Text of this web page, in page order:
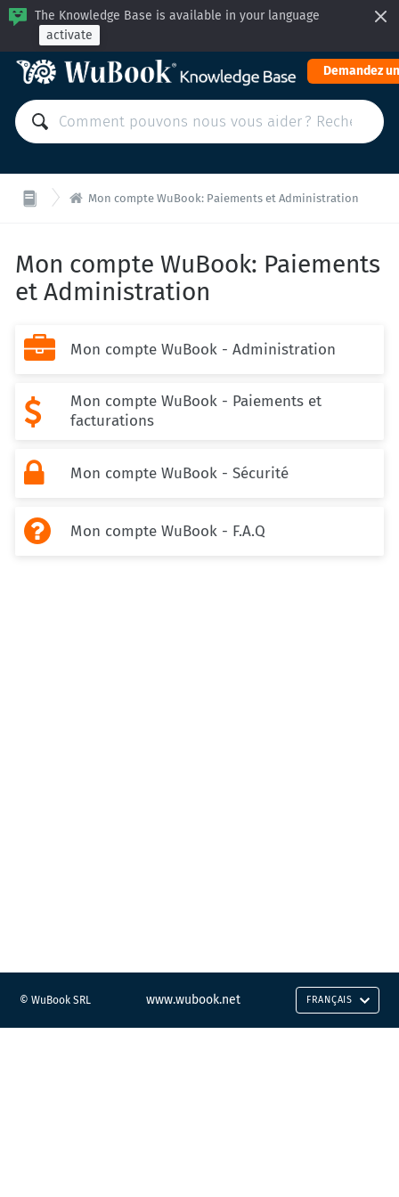
The Knowledge Base is available in your language
activate
Demandez
 Mon compte WuBook: Paiements et Administration
Mon compte WuBook: Paiements
et Administration
 Mon compte WuBook - Administration

Mon compte WuBook - Paiements et
facturations
 Mon compte WuBook - Sécurité
 Mon compte WuBook - F.A.Q
© WuBook SRL www.wubook.net FRANÇAIS